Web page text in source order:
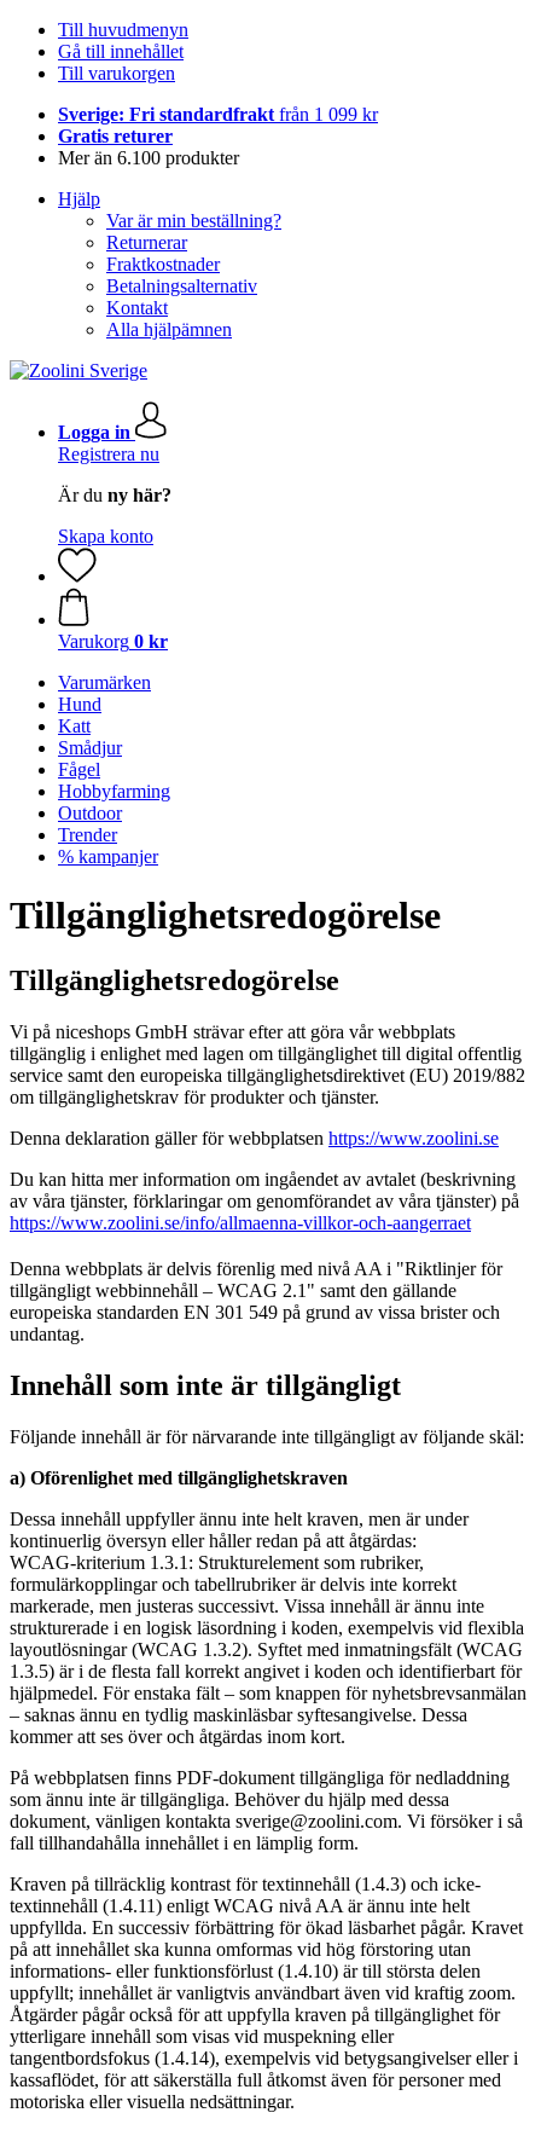
Till huvudmenyn
Gå till innehållet
Till varukorgen
Sverige: Fri standardfrakt från 1 099 kr
Gratis returer
Mer än 6.100 produkter
Hjälp
Var är min beställning?
Returnerar
Fraktkostnader
Betalningsalternativ
Kontakt
Alla hjälpämnen
Logga in
Registrera nu
Är du ny här?
Skapa konto
Varukorg 0 kr
Varumärken
Hund
Katt
Smådjur
Fågel
Hobbyfarming
Outdoor
Trender
% kampanjer
Tillgänglighetsredogörelse
Tillgänglighetsredogörelse
Vi på niceshops GmbH strävar efter att göra vår webbplats
tillgänglig i enlighet med lagen om tillgänglighet till digital offentlig
service samt den europeiska tillgänglighetsdirektivet (EU) 2019/882
om tillgänglighetskrav för produkter och tjänster.
Denna deklaration gäller för webbplatsen https://www.zoolini.se
Du kan hitta mer information om ingåendet av avtalet (beskrivning
av våra tjänster, förklaringar om genomförandet av våra tjänster) på
https://www.zoolini.se/info/allmaenna-villkor-och-aangerraet
Denna webbplats är delvis förenlig med nivå AA i "Riktlinjer för
tillgängligt webbinnehåll – WCAG 2.1" samt den gällande
europeiska standarden EN 301 549 på grund av vissa brister och
undantag.
Innehåll som inte är tillgängligt
Följande innehåll är för närvarande inte tillgängligt av följande skäl:
a) Oförenlighet med tillgänglighetskraven
Dessa innehåll uppfyller ännu inte helt kraven, men är under
kontinuerlig översyn eller håller redan på att åtgärdas:
WCAG-kriterium 1.3.1: Strukturelement som rubriker,
formulärkopplingar och tabellrubriker är delvis inte korrekt
markerade, men justeras successivt. Vissa innehåll är ännu inte
strukturerade i en logisk läsordning i koden, exempelvis vid flexibla
layoutlösningar (WCAG 1.3.2). Syftet med inmatningsfält (WCAG
1.3.5) är i de flesta fall korrekt angivet i koden och identifierbart för
hjälpmedel. För enstaka fält – som knappen för nyhetsbrevsanmälan
– saknas ännu en tydlig maskinläsbar syftesangivelse. Dessa
kommer att ses över och åtgärdas inom kort.
På webbplatsen finns PDF-dokument tillgängliga för nedladdning
som ännu inte är tillgängliga. Behöver du hjälp med dessa
dokument, vänligen kontakta sverige@zoolini.com. Vi försöker i så
fall tillhandahålla innehållet i en lämplig form.
Kraven på tillräcklig kontrast för textinnehåll (1.4.3) och icke-
textinnehåll (1.4.11) enligt WCAG nivå AA är ännu inte helt
uppfyllda. En successiv förbättring för ökad läsbarhet pågår. Kravet
på att innehållet ska kunna omformas vid hög förstoring utan
informations- eller funktionsförlust (1.4.10) är till största delen
uppfyllt; innehållet är vanligtvis användbart även vid kraftig zoom.
Åtgärder pågår också för att uppfylla kraven på tillgänglighet för
ytterligare innehåll som visas vid muspekning eller
tangentbordsfokus (1.4.14), exempelvis vid betygsangivelser eller i
kassaflödet, för att säkerställa full åtkomst även för personer med
motoriska eller visuella nedsättningar.